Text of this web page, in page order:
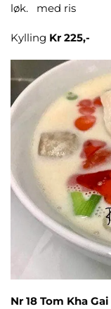
løk. med ris
Kylling Kr 225,-
Nr 18 Tom Kha Gai